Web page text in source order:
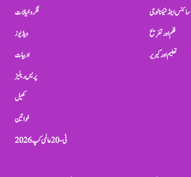
فکر و خیالات
ویڈیوز
ادبیات
پریس ریلیز
کھیل
خواتین
ٹی-20 عالمی کپ 2026
سائنس اینڈ ٹیکنالوجی
فلم اور تفریح
تعلیم اور کیریر